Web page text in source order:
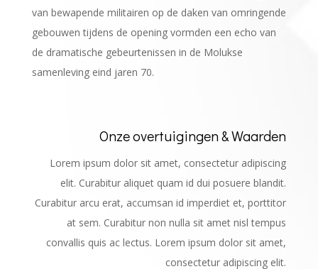
van bewapende militairen op de daken van omringende
gebouwen tijdens de opening vormden een echo van
de dramatische gebeurtenissen in de Molukse
samenleving eind jaren 70.
Onze overtuigingen & Waarden
Lorem ipsum dolor sit amet, consectetur adipiscing
elit. Curabitur aliquet quam id dui posuere blandit.
Curabitur arcu erat, accumsan id imperdiet et, porttitor
at sem. Curabitur non nulla sit amet nisl tempus
convallis quis ac lectus. Lorem ipsum dolor sit amet,
consectetur adipiscing elit.